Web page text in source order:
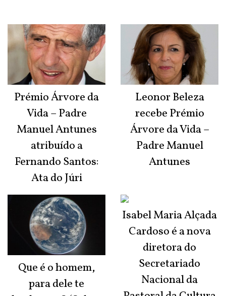
Prémio Árvore da
Vida – Padre
Manuel Antunes
atribuído a
Fernando Santos:
Ata do Júri
Que é o homem,
para dele te
Leonor Beleza
recebe Prémio
Árvore da Vida –
Padre Manuel
Antunes
Isabel Maria Alçada
Cardoso é a nova
diretora do
Secretariado
Nacional da